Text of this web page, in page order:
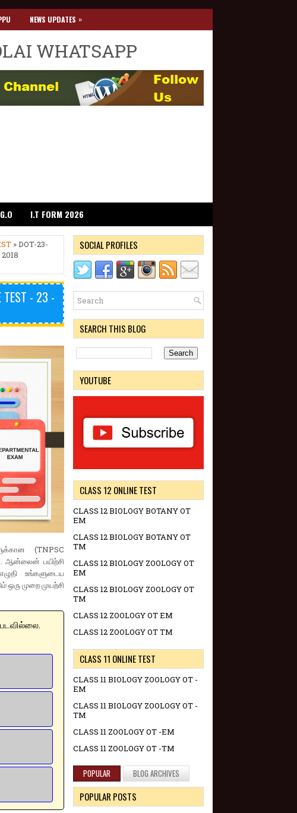
NEWS UPDATES »
WHATSAPP
G.O I.T FORM 2026
» DOT-23-
TEST - 23 -
(TNPSC
ஆன்லைன் பயிற்சி
உங்களுடைய
முறை முயற்சி
SOCIAL PROFILES
SEARCH THIS BLOG
YOUTUBE
CLASS 12 ONLINE TEST
CLASS 12 BIOLOGY BOTANY OT
EM
CLASS 12 BIOLOGY BOTANY OT
TM
CLASS 12 BIOLOGY ZOOLOGY OT
EM
CLASS 12 BIOLOGY ZOOLOGY OT
TM
CLASS 12 ZOOLOGY OT EM
CLASS 12 ZOOLOGY OT TM
CLASS 11 ONLINE TEST
CLASS 11 BIOLOGY ZOOLOGY OT -
EM
CLASS 11 BIOLOGY ZOOLOGY OT -
TM
CLASS 11 ZOOLOGY OT -EM
CLASS 11 ZOOLOGY OT -TM
POPULAR BLOG ARCHIVES
POPULAR POSTS